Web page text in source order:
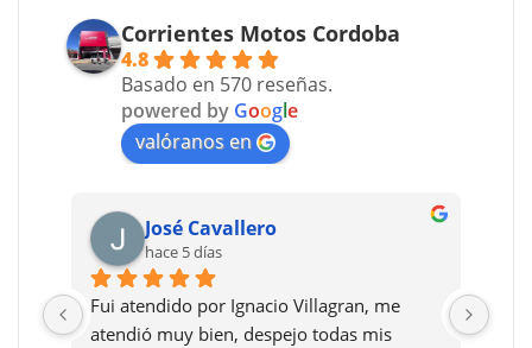
Corrientes Motos Cordoba
4.8
Basado en 570 reseñas.
powered by Google
valóranos en
Mariano Rodríguez
hace 8 días
Le pongo 5 estrellas porque sinceramente
el asesoramiento, atención y